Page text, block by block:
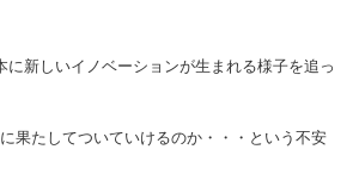
に新しいイノベーションが生まれる様子を追っ
果たしてついていけるのか・・・という不安